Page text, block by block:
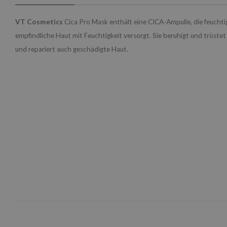
VT Cosmetics Cica Pro Mask enthält eine CICA-Ampulle, die
empfindliche Haut mit Feuchtigkeit versorgt. Sie beruhigt und
und repariert auch geschädigte Haut.